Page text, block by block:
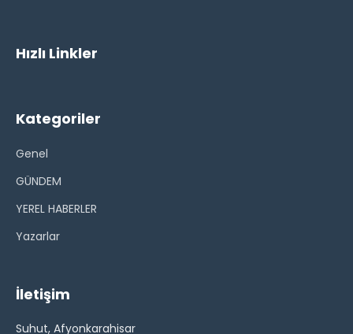
Hızlı Linkler
Kategoriler
Genel
GÜNDEM
YEREL HABERLER
Yazarlar
İletişim
Suhut, Afyonkarahisar